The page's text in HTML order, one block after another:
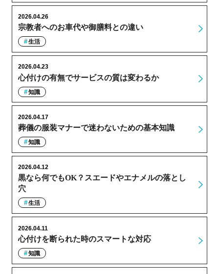
宗教者へのお車代や御膳料との違い
2026.04.26
生活
心付けの有無でサービスの質は変わるか
2026.04.23
知識
葬儀の服装マナーで迷わないための基本知識
2026.04.17
知識
黒なら何でもOK？スエードやエナメルの落とし
穴
2026.04.12
生活
心付けを断られた時のスマートな対応
2026.04.11
知識